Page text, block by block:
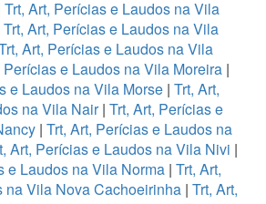
Trt, Art, Perícias e Laudos na Vila
Trt, Art, Perícias e Laudos na Vila
Art, Perícias e Laudos na Vila
Perícias e Laudos na Vila Moreira|
e Laudos na Vila Morse | Trt, Art,
na Vila Nair| Trt, Art, Perícias e
| Trt, Art, Perícias e Laudos na
Art, Perícias e Laudos na Vila Nivi |
e Laudos na Vila Norma | Trt, Art,
na Vila Nova Cachoeirinha | Trt, Art,